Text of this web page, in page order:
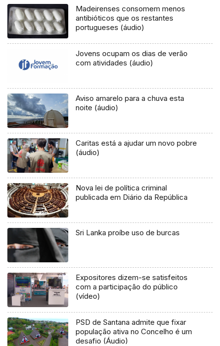
Madeirenses consomem menos
antibióticos que os restantes
portugueses (áudio)
Jovens ocupam os dias de verão
com atividades (áudio)
Aviso amarelo para a chuva esta
noite (áudio)
Caritas está a ajudar um novo pobre
(áudio)
Nova lei de política criminal
publicada em Diário da República
Sri Lanka proíbe uso de burcas
Expositores dizem-se satisfeitos
com a participação do público
(vídeo)
PSD de Santana admite que fixar
população ativa no Concelho é um
desafio (Áudio)